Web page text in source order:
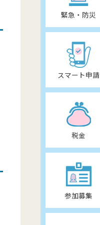
緊急・防災
スマート申請
税金
参加募集